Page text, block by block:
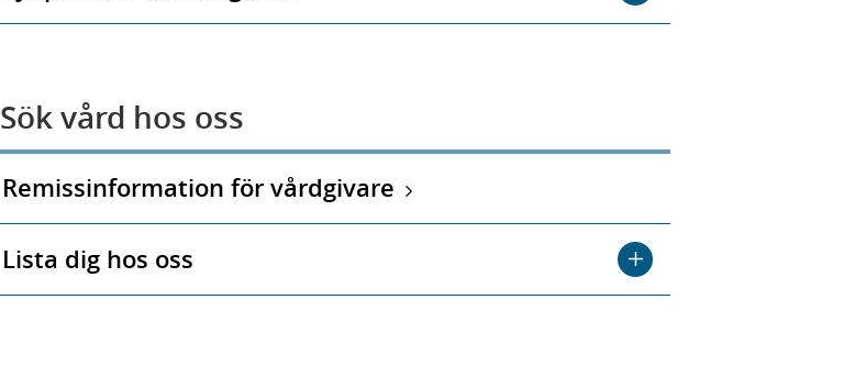
Sök vård hos oss
Remissinformation för vårdgivare
Lista dig hos oss